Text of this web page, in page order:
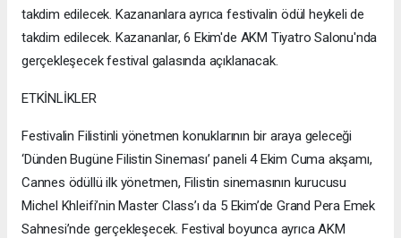
takdim edilecek. Kazananlara ayrıca festivalin ödül heykeli de
takdim edilecek. Kazananlar, 6 Ekim'de AKM Tiyatro Salonu'nda
gerçekleşecek festival galasında açıklanacak.
ETKİNLİKLER
Festivalin Filistinli yönetmen konuklarının bir araya geleceği
‘Dünden Bugüne Filistin Sineması’ paneli 4 Ekim Cuma akşamı,
Cannes ödüllü ilk yönetmen, Filistin sinemasının kurucusu
Michel Khleifi’nin Master Class’ı da 5 Ekim’de Grand Pera Emek
Sahnesi’nde gerçekleşecek. Festival boyunca ayrıca AKM